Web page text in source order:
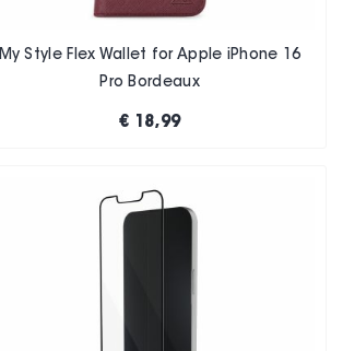
My Style Flex Wallet for Apple iPhone 16
Pro Bordeaux
€ 18,99